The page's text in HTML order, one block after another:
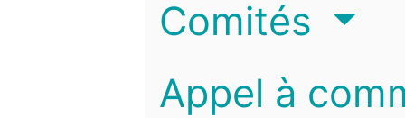
Comités
Appel à